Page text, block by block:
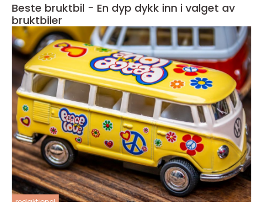
Beste bruktbil - En dyp dykk inn i valget av
bruktbiler